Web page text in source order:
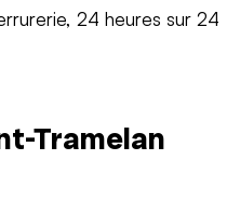
24 heures sur 24
Tramelan